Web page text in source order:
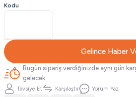
Kodu
Gelince Haber
Bugün sipariş verdiğinizde aynı gün
gelecek
Tavsiye Et Karşılaştır Yorum Yaz